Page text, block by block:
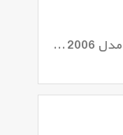
چراغ ال ای دی 6 وات تکنوتل مدل SMD 6W 2006